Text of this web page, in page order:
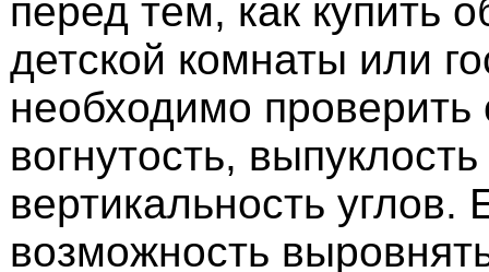
перед тем, как купить
детской комнаты или
необходимо проверить
вогнутость,
вертикальность углов.
возможность